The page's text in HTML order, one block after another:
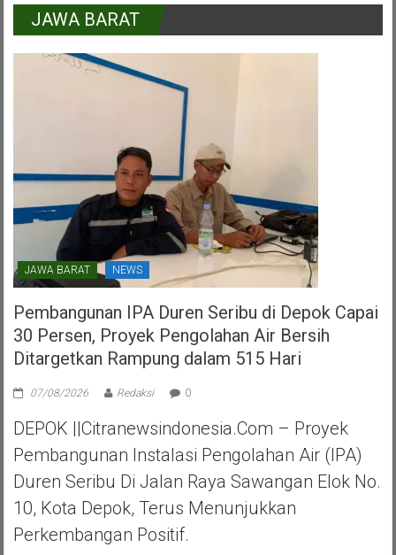
DPR
Dalam
JAWA BARAT
JAWA BARAT NEWS
Pembangunan IPA Duren Seribu di Depok Capai
30 Persen, Proyek Pengolahan Air Bersih
Ditargetkan Rampung dalam 515 Hari
07/08/2026 Redaksi 0
DEPOK ||Citranewsindonesia.com – Proyek
Pembangunan Instalasi Pengolahan Air (IPA)
Duren Seribu Di Jalan Raya Sawangan Elok No.
10, Kota Depok, Terus Menunjukkan
Perkembangan Positif.